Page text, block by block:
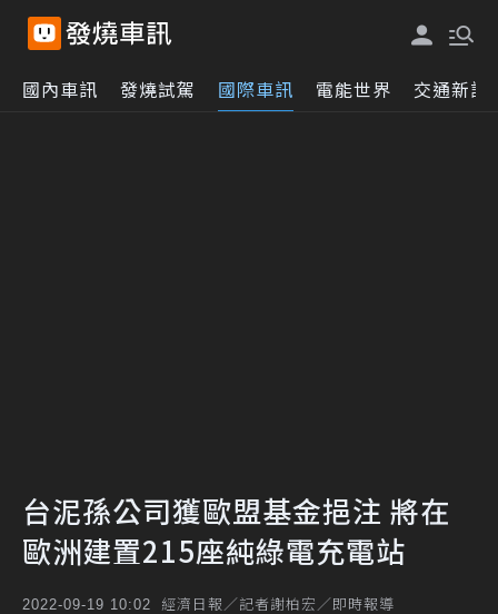
國內車訊 發燒試駕 國際車訊 電能世界 交通新訊
台泥孫公司獲歐盟基金挹注 將在
歐洲建置215座純綠電充電站
2022-09-19 10:02 經濟日報／記者謝柏宏／即時報導